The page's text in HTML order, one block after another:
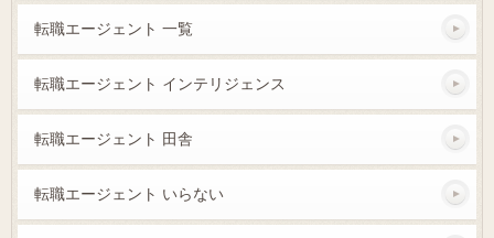
転職エージェント 一覧
転職エージェント インテリジェンス
転職エージェント 田舎
転職エージェント いらない